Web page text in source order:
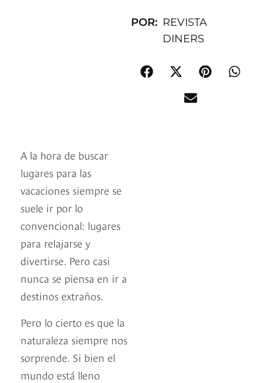
POR: REVISTA
DINERS
A la hora de buscar
lugares para las
vacaciones siempre se
suele ir por lo
convencional: lugares
para relajarse y
divertirse. Pero casi
nunca se piensa en ir a
destinos extraños.
Pero lo cierto es que la
naturaleza siempre nos
sorprende. Si bien el
mundo está lleno